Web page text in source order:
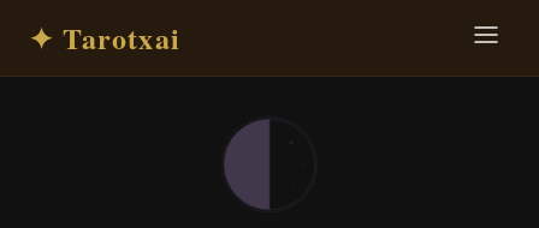
✦ Tarotxai